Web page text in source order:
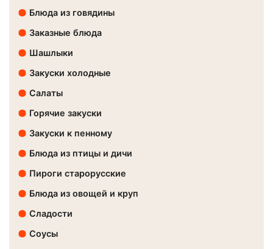
Блюда из говядины
Заказные блюда
Шашлыки
Закуски холодные
Салаты
Горячие закуски
Закуски к пенному
Блюда из птицы и дичи
Пироги старорусские
Блюда из овощей и круп
Сладости
Соусы